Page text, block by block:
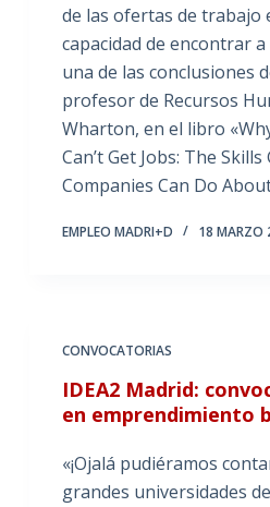
de las ofertas de trabajo
capacidad de encontrar a
una de las conclusiones
profesor de Recursos
Wharton, en el libro
Can’t Get Jobs: The
Companies Can Do
EMPLEO MADRI+D 18 MARZO
CONVOCATORIAS
IDEA2 Madrid:
en emprendimiento
«¡Ojalá pudiéramos
grandes universidades